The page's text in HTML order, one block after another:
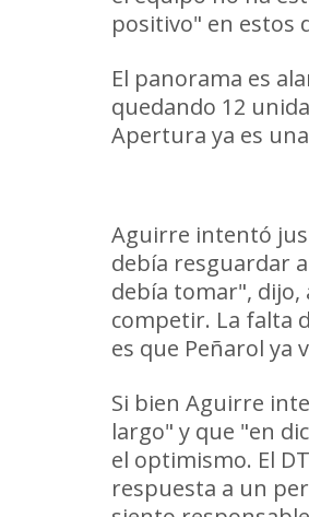
positivo" en estos
El panorama es
quedando 12
Apertura ya es
Aguirre intentó
debía resguardar
debía tomar", dijo,
competir. La falta
es que Peñarol
Si bien Aguirre
largo" y que "en
el optimismo. El
respuesta a un